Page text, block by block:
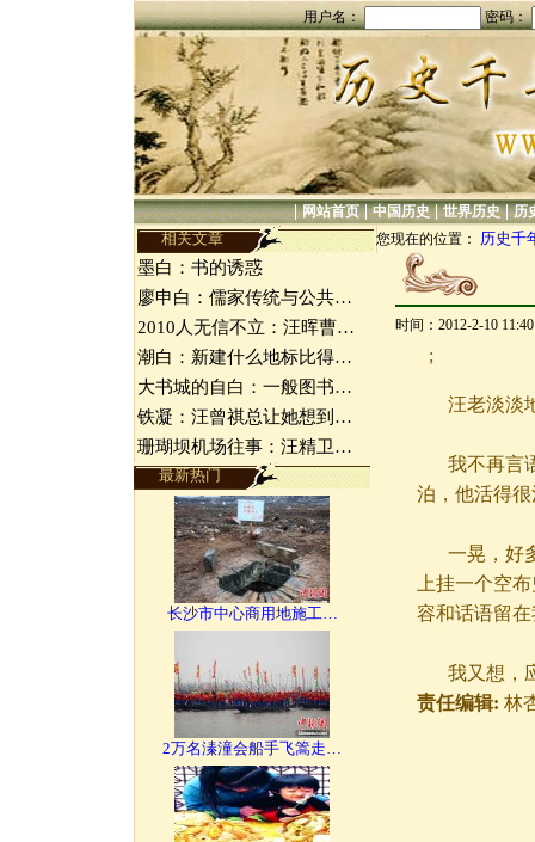
用户名： 密码：
|网站首页|中国历史|世界历史|历
相关文章 您现在的位置： 历史千
墨白：书的诱惑
廖申白：儒家传统与公共…
2010人无信不立：汪晖曹…
潮白：新建什么地标比得…
大书城的自白：一般图书…
铁凝：汪曾祺总让她想到…
珊瑚坝机场往事：汪精卫…
最新热门
长沙市中心商用地施工…
2万名溱潼会船手飞篙走…
时间：2012-2-10
;
汪老淡淡
我不再言
泊，他活得
一晃，好
上挂一个空
容和话语留
我又想，
责任编辑: 林